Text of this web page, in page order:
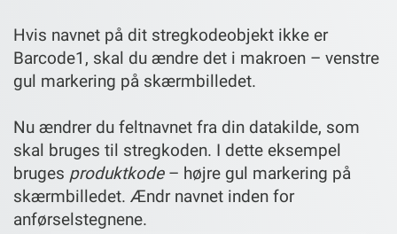
Hvis navnet på dit stregkodeobjekt ikke er
Barcode1, skal du ændre det i makroen – venstre
gul markering på skærmbilledet.
Nu ændrer du feltnavnet fra din datakilde, som
skal bruges til stregkoden. I dette eksempel
bruges produktkode– højre gul markering på
skærmbilledet. Ændr navnet inden for
anførselstegnene.